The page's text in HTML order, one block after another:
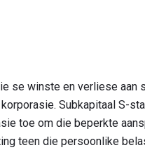
se winste en verliese aan
Subkapitaal S-
toe om die beperkte
teen die persoonlike